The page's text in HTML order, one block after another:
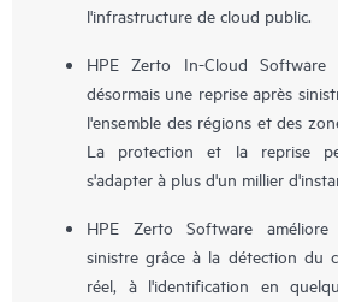
l'infrastructure de cloud public.
HPE Zerto In-Cloud
désormais une reprise après
l'ensemble des régions et des
La protection et la reprise
s'adapter à plus d'un millier
HPE Zerto Software
sinistre grâce à la détection du
réel, à l'identification en